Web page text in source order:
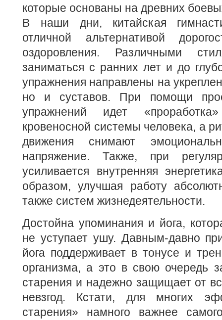
которые основаны на древних
В наши дни, китайская
отличной альтернативой
оздоровления. Различными
заниматься с ранних лет и до
упражнения направлены на
но и суставов. При помощи
упражнений идет
кровеносной системы человека, а
движения снимают
напряжение. Также, при
усиливается внутренняя
образом, улучшая работу
также систем жизнедеятельности.
Достойна упоминания и йога,
не уступает ушу. Давным-давно
йога поддерживает в тонусе и
организма, а это в свою очередь
старения и надежно защищает от
невзгод. Кстати, для многих
старения» намного важнее